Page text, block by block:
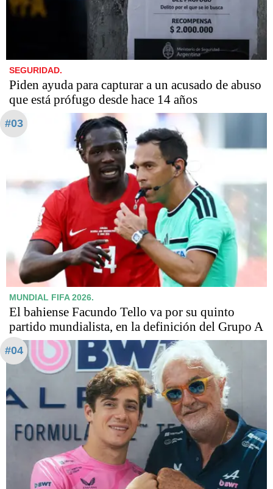
SEGURIDAD.
Piden ayuda para capturar a un acusado de abuso
que está prófugo desde hace 14 años
#03
MUNDIAL FIFA 2026.
El bahiense Facundo Tello va por su quinto
partido mundialista, en la definición del Grupo A
#04